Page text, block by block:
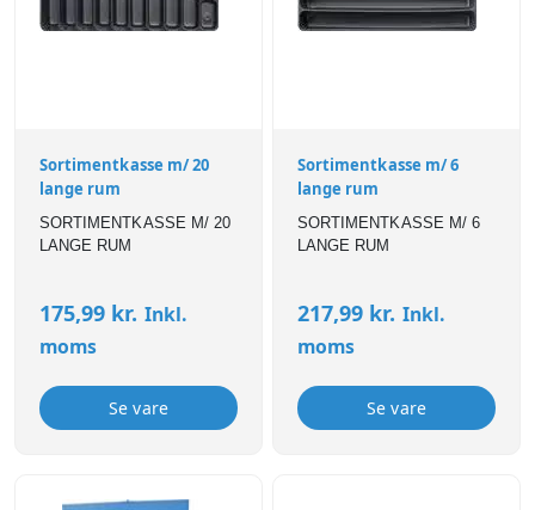
Sortimentkasse m/ 20
lange rum
SORTIMENTKASSE M/ 20
LANGE RUM
175,99 kr. Inkl.
moms
Se vare
Sortimentkasse m/ 6
lange rum
SORTIMENTKASSE M/ 6
LANGE RUM
217,99 kr. Inkl.
moms
Se vare